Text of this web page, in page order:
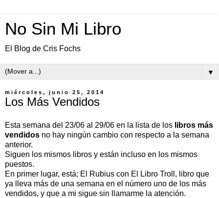
No Sin Mi Libro
El Blog de Cris Fochs
▼
miércoles, junio 25, 2014
Los Más Vendidos
Esta semana del 23/06 al 29/06 en la lista de los libros más
vendidos no hay ningún cambio con respecto a la semana
anterior.
Siguen los mismos libros y están incluso en los mismos
puestos.
En primer lugar, está; El Rubius con El Libro Troll, libro que
ya lleva más de una semana en el número uno de los más
vendidos, y que a mi sigue sin llamarme la atención.